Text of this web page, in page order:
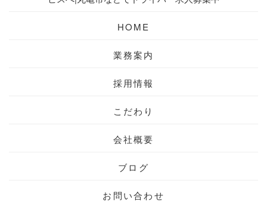
HOME
業務案内
採用情報
こだわり
会社概要
ブログ
お問い合わせ